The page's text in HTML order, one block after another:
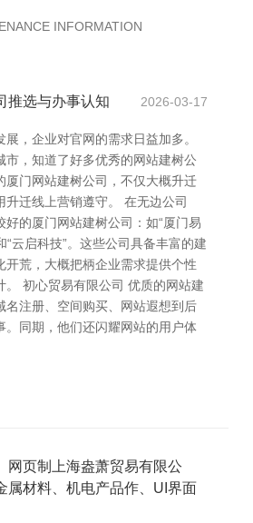
INFORMATION
推选与办事认知 2026-03-17
，企业对官网的需求日益加多。
市，知道了好多优秀的网站建树公
厦门网站建树公司，不仅大概升迁
升迁线上营销遵守。 在无边公司
好的厦门网站建树公司：如“厦门易
“云启科技”。这些公司具备丰富的建
开荒，大概把柄企业需求提供个性
。 初心贸易有限公司 优质的网站建
名注册、空间购买、网站遐想到后
。同期，他们还闪耀网站的用户体
网页制上海盎萧贸易有限公
属材料、机电产品作、UI界面